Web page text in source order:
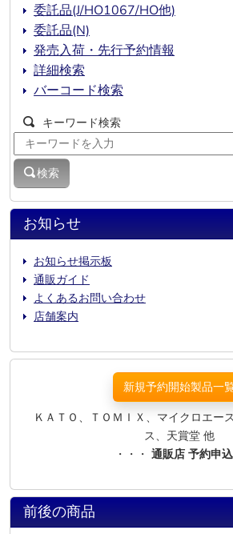
お知らせ
お知らせ掲示板
通販ガイド
よくあるお問い合わせ
店舗案内
委託品(J/HO1067/HO他)
委託品(N)
発売入荷・先行予約情報
詳細検索
バーコード検索
キーワード検索
検索
新規予約開始製品一
ＫＡＴＯ、ＴＯＭＩＸ、マイクロエー
ス、天賞堂 他
・・・ 通販店 予約申
前後の商品